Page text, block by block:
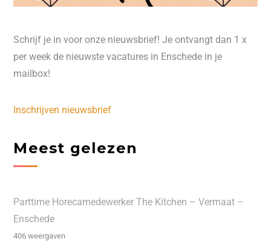
Schrijf je in voor onze nieuwsbrief! Je ontvangt dan 1 x
per week de nieuwste vacatures in Enschede in je
mailbox!
Inschrijven nieuwsbrief
Meest gelezen
Parttime Horecamedewerker The Kitchen – Vermaat –
Enschede
406 weergaven